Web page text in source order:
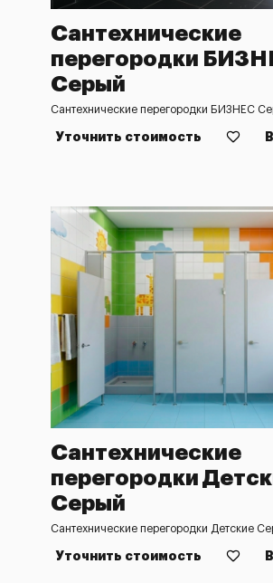
Сантехнические
перегородки
Серый
Сантехнические перегородки БИЗНЕС
Уточнить стоимость
Сантехнические
перегородки
Серый
Сантехнические перегородки Детские
Уточнить стоимость